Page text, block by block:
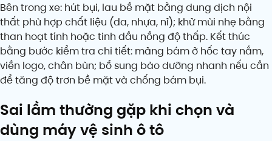
Bên trong xe: hút bụi, lau bề mặt bằng dung dịch nội
thất phù hợp chất liệu (da, nhựa, nỉ); khử mùi nhẹ bằng
than hoạt tính hoặc tinh dầu nồng độ thấp. Kết thúc
bằng bước kiểm tra chi tiết: mảng bám ở hốc tay nắm,
viền logo, chân bùn; bổ sung bảo dưỡng nhanh nếu cần
để tăng độ trơn bề mặt và chống bám bụi.
Sai lầm thường gặp khi chọn và
dùng máy vệ sinh ô tô